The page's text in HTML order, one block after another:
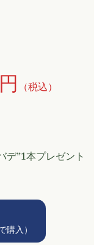
（税込）
デ”1本プレゼント
購入）